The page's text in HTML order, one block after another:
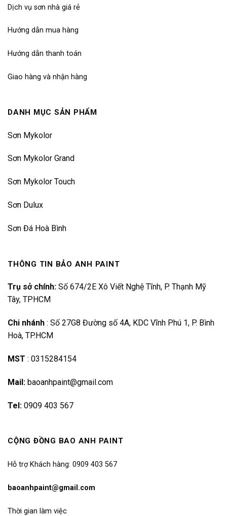
Dịch vụ sơn nhà giá rẻ
Hướng dẫn mua hàng
Hướng dẫn thanh toán
Giao hàng và nhận hàng
DANH MỤC SẢN PHẨM
Sơn Mykolor
Sơn Mykolor Grand
Sơn Mykolor Touch
Sơn Dulux
Sơn Đá Hoà Bình
THÔNG TIN BẢO ANH PAINT
Trụ sở chính: Số 674/2E Xô Viết Nghệ Tĩnh, P. Thạnh Mỹ
Tây, TPHCM
Chi nhánh : Số 27G8 Đường số 4A, KDC Vĩnh Phú 1, P. Bình
Hoà, TP.HCM
MST : 0315284154
Mail: baoanhpaint@gmail.com
Tel: 0909 403 567
CỘNG ĐỒNG BAO ANH PAINT
Hỗ trợ Khách hàng: 0909 403 567
baoanhpaint@gmail.com
Thời gian làm việc